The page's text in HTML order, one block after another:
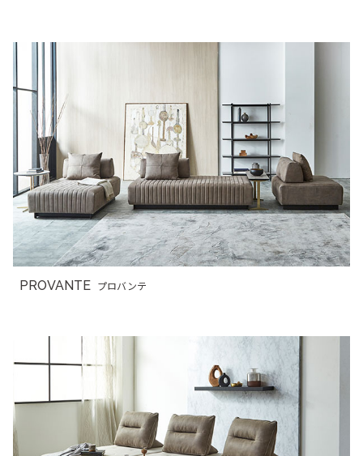
PROVANTE プロバンテ